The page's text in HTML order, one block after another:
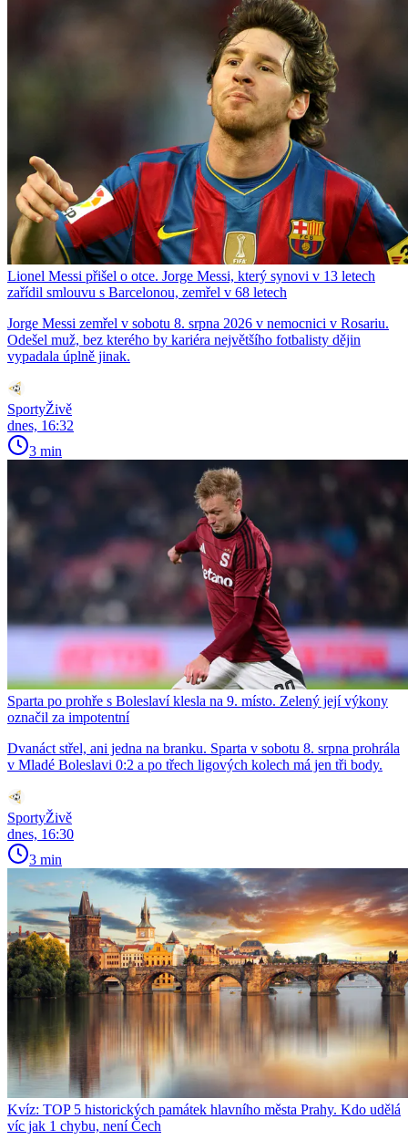
Lionel Messi přišel o otce. Jorge Messi, který synovi v 13 letech
zařídil smlouvu s Barcelonou, zemřel v 68 letech
Jorge Messi zemřel v sobotu 8. srpna 2026 v nemocnici v Rosariu.
Odešel muž, bez kterého by kariéra největšího fotbalisty dějin
vypadala úplně jinak.
SportyŽivě
dnes, 16:32
3 min
Sparta po prohře s Boleslaví klesla na 9. místo. Zelený její výkony
označil za impotentní
Dvanáct střel, ani jedna na branku. Sparta v sobotu 8. srpna prohrála
v Mladé Boleslavi 0:2 a po třech ligových kolech má jen tři body.
SportyŽivě
dnes, 16:30
3 min
Kvíz: TOP 5 historických památek hlavního města Prahy. Kdo udělá
víc jak 1 chybu, není Čech